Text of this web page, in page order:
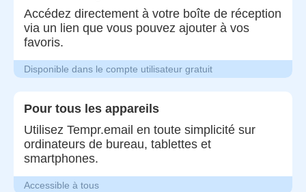
Accédez directement à votre boîte de réception
via un lien que vous pouvez ajouter à vos
favoris.
Disponible dans le compte utilisateur gratuit
Pour tous les appareils
Utilisez Tempr.email en toute simplicité sur
ordinateurs de bureau, tablettes et
smartphones.
Accessible à tous